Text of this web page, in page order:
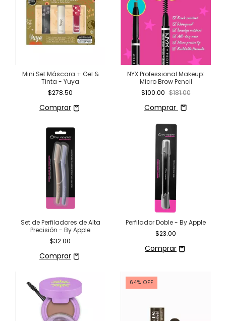
Mini Set Máscara + Gel &
Tinta - Yuya
$278.50
NYX Professional Makeup:
Micro Brow Pencil
$100.00 $181.00
Comprar
Set de Perfiladores de Alta
Precisión - By Apple
$32.00
Perfilador Doble - By Apple
$23.00
64% OFF